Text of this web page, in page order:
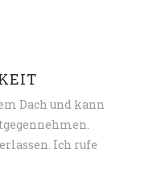
Dach und kann
Ich rufe